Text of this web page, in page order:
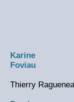
Karine
Foviau
Thierry